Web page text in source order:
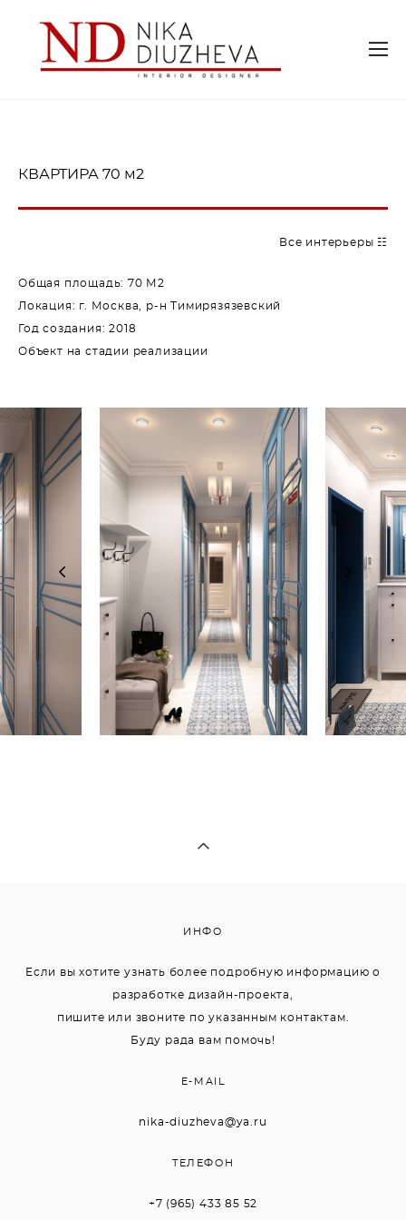
КВАРТИРА 70 м2
Все интерьеры ☷
Общая площадь: 70 М2
Локация: г. Москва, р-н Тимирязязевский
Год создания: 2018
Объект на стадии реализации
ИНФО
Если вы хотите узнать более подробную информацию о
разработке дизайн-проекта,
пишите или звоните по указанным контактам.
Буду рада вам помочь!
E-MAIL
nika-diuzheva@ya.ru
ТЕЛЕФОН
+7 (965) 433 85 52